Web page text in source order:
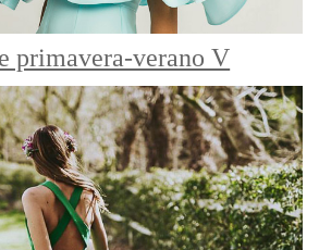
primavera-verano V